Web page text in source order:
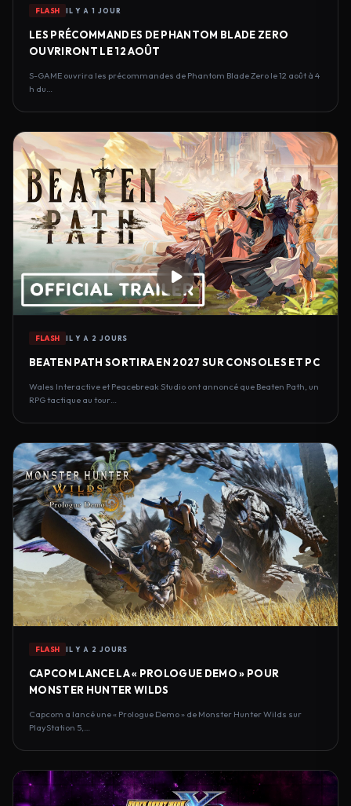
FLASH IL Y A 1 JOUR
LES PRÉCOMMANDES DE PHANTOM BLADE ZERO
OUVRIRONT LE 12 AOÛT
S-GAME ouvrira les précommandes de Phantom Blade Zero le 12 août à 4
h du…
FLASH IL Y A 2 JOURS
BEATEN PATH SORTIRA EN 2027 SUR CONSOLES ET PC
Wales Interactive et Peacebreak Studio ont annoncé que Beaten Path, un
RPG tactique au tour…
FLASH IL Y A 2 JOURS
CAPCOM LANCE LA « PROLOGUE DEMO » POUR
MONSTER HUNTER WILDS
Capcom a lancé une « Prologue Demo » de Monster Hunter Wilds sur
PlayStation 5,…